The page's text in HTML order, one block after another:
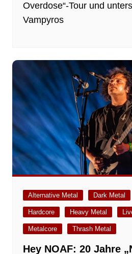
Overdose“-Tour und
Vampyros
Alternative Metal Dark Metal
Hardcore Heavy Metal
Metalcore Thrash Metal
Hey NOAF: 20 Jahre